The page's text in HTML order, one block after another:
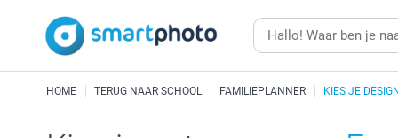
HOME TERUG NAAR SCHOOL FAMILIEPLANNER KIES JE